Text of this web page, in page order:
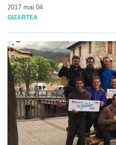
2017 mai 04
GIZARTEA